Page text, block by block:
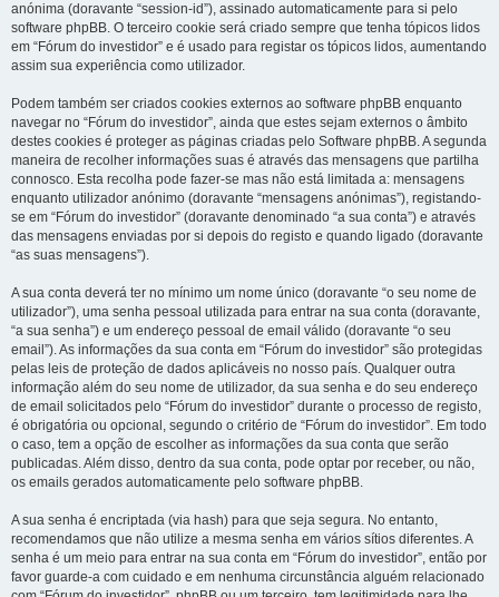
anónima (doravante “session-id”), assinado automaticamente para si pelo
software phpBB. O terceiro cookie será criado sempre que tenha tópicos lidos
em “Fórum do investidor” e é usado para registar os tópicos lidos, aumentando
assim sua experiência como utilizador.
Podem também ser criados cookies externos ao software phpBB enquanto
navegar no “Fórum do investidor”, ainda que estes sejam externos o âmbito
destes cookies é proteger as páginas criadas pelo Software phpBB. A segunda
maneira de recolher informações suas é através das mensagens que partilha
connosco. Esta recolha pode fazer-se mas não está limitada a: mensagens
enquanto utilizador anónimo (doravante “mensagens anónimas”), registando-
se em “Fórum do investidor” (doravante denominado “a sua conta”) e através
das mensagens enviadas por si depois do registo e quando ligado (doravante
“as suas mensagens”).
A sua conta deverá ter no mínimo um nome único (doravante “o seu nome de
utilizador”), uma senha pessoal utilizada para entrar na sua conta (doravante,
“a sua senha”) e um endereço pessoal de email válido (doravante “o seu
email”). As informações da sua conta em “Fórum do investidor” são protegidas
pelas leis de proteção de dados aplicáveis no nosso país. Qualquer outra
informação além do seu nome de utilizador, da sua senha e do seu endereço
de email solicitados pelo “Fórum do investidor” durante o processo de registo,
é obrigatória ou opcional, segundo o critério de “Fórum do investidor”. Em todo
o caso, tem a opção de escolher as informações da sua conta que serão
publicadas. Além disso, dentro da sua conta, pode optar por receber, ou não,
os emails gerados automaticamente pelo software phpBB.
A sua senha é encriptada (via hash) para que seja segura. No entanto,
recomendamos que não utilize a mesma senha em vários sítios diferentes. A
senha é um meio para entrar na sua conta em “Fórum do investidor”, então por
favor guarde-a com cuidado e em nenhuma circunstância alguém relacionado